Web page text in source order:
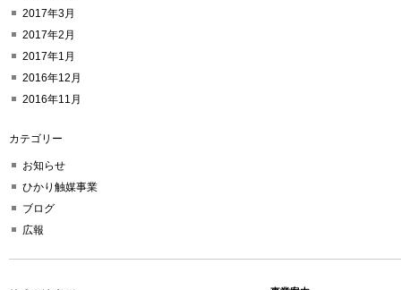
2017年3月
2017年2月
2017年1月
2016年12月
2016年11月
カテゴリー
お知らせ
ひかり触媒事業
ブログ
広報